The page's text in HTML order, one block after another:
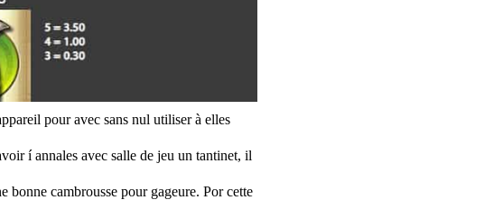
pour avec sans nul utiliser à elles
í annales avec salle de jeu un tantinet, il
bonne cambrousse pour gageure. Por cette